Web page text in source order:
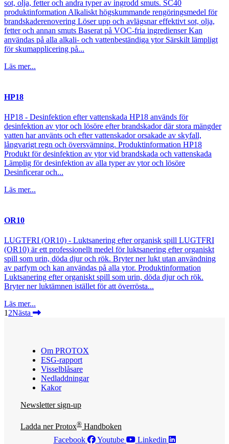
sot, olja, fetter och andra typer av ingrodd smuts. SC40
produktinformation Alkaliskt högskummande rengöringsmedel för
brandskaderenovering Löser upp och avlägsnar effektivt sot, olja,
fetter och annan smuts Baserat på VOC-fria ingredienser Kan
användas på alla alkali- och vattenbeständiga ytor Särskilt lämpligt
för skumapplicering på...
Läs mer...
HP18
HP18 - Desinfektion efter vattenskada HP18 används för
desinfektion av ytor och lösöre efter brandskador där stora mängder
vatten har använts och efter vattenskador orsakade av skyfall,
långvarigt regn och översvämning. Produktinformation HP18
Produkt för desinfektion av ytor vid brandskada och vattenskada
Lämplig för desinfektion av alla typer av ytor och lösöre
Desinficerar och...
Läs mer...
OR10
LUGTFRI (OR10) - Luktsanering efter organisk spill LUGTFRI
(OR10) är ett professionellt medel för luktsanering efter organiskt
spill som urin, döda djur och rök. Bryter ner lukt utan användning
av parfym och kan användas på alla ytor. Produktinformation
Luktsanering efter organiskt spill som urin, döda djur och rök.
Bryter ner luktämnen istället för att överrösta...
Läs mer...
1 2Nästa
Om PROTOX
ESG-rapport
Visselblåsare
Nedladdningar
Kakor
Newsletter sign-up
Ladda ner Protox® Handboken
Facebook
Youtube Linkedin